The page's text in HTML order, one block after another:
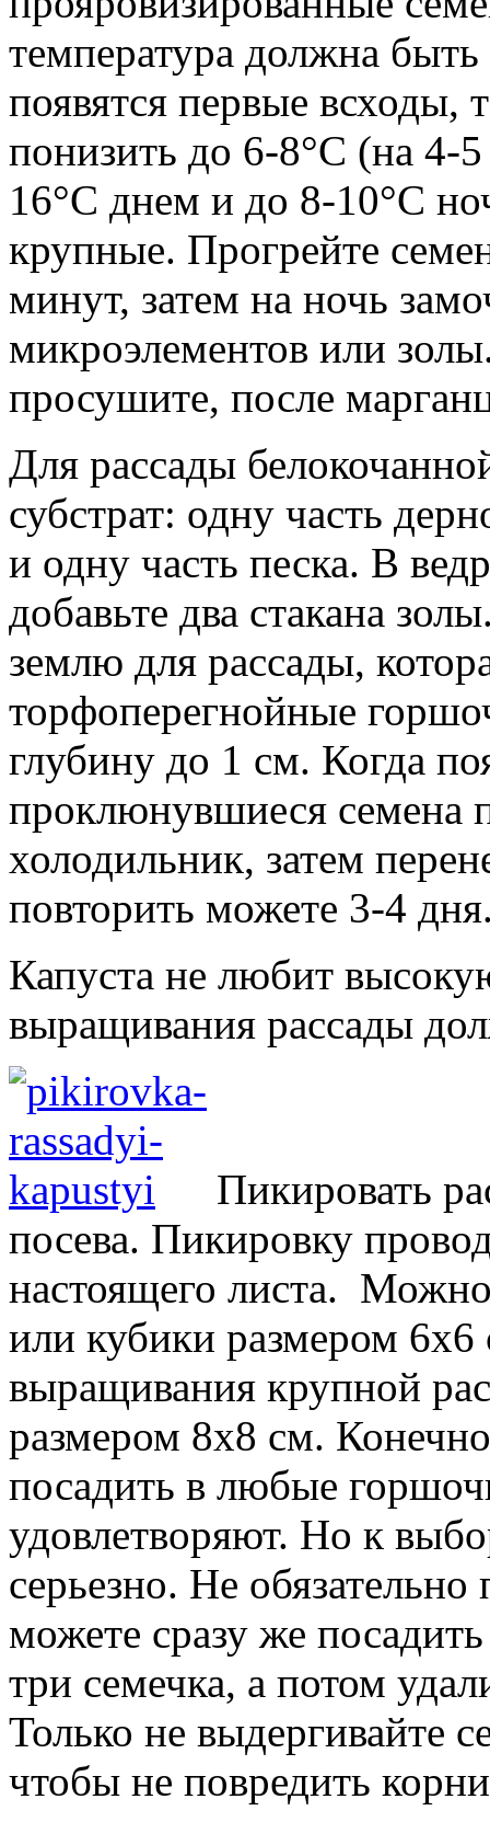
температура должна
появятся первые всходы,
понизить до 6-8°С (на 4-
16°С днем и до 8-10°С
крупные. Прогрейте
минут, затем на ночь
микроэлементов или
просушите, после
Для рассады
субстрат: одну часть
и одну часть песка. В
добавьте два стакана
землю для рассады,
торфоперегнойные
глубину до 1 см. Когда
проклюнувшиеся семена
холодильник, затем
повторить можете 3-4
Капуста не любит
выращивания рассады
Пикировать
посева. Пикировку
настоящего листа.
или кубики размером
выращивания крупной
размером 8х8 см.
посадить в любые
удовлетворяют. Но к
серьезно. Не
можете сразу же
три семечка, а потом
Только не выдергивайте
чтобы не повредить